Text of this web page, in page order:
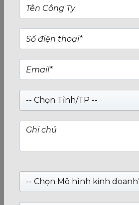
TÌM KIẾM TỪ KHÓA:
HIKVISION-27INCH
-- Chọn Tỉnh/TP --
-- Chọn Mô hình kinh